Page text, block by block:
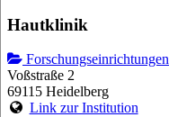
Hautklinik
Forschungseinrichtungen
Voßstraße 2
69115 Heidelberg
Link zur Institution